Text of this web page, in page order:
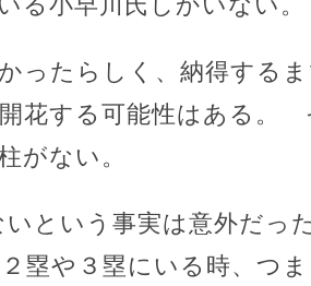
たらしく、納得するま
花する可能性はある。
がない。
という事実は意外だっ
塁や３塁にいる時、つ